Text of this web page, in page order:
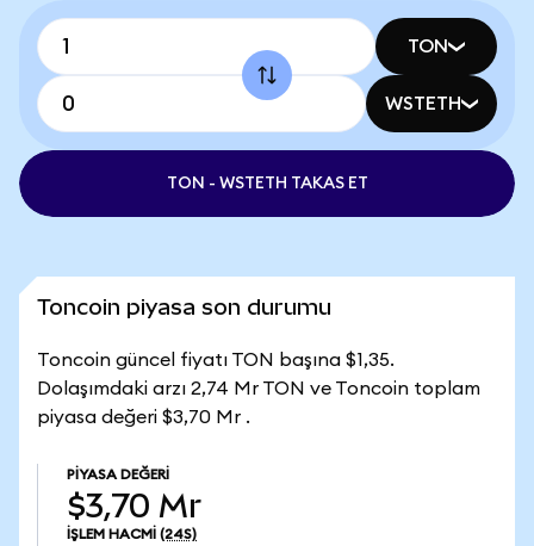
TON
WSTETH
TON - WSTETH TAKAS ET
Toncoin piyasa son durumu
Toncoin güncel fiyatı TON başına $1,35.
Dolaşımdaki arzı 2,74 Mr TON ve Toncoin toplam
piyasa değeri $3,70 Mr .
PIYASA DEĞERI
$3,70 Mr
İŞLEM HACMI (24S)